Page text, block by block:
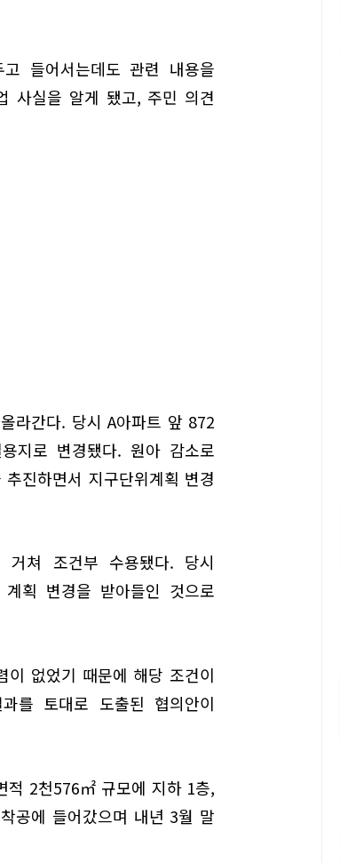
들어서는데도 관련 내용을
사실을 알게 됐고, 주민 의견
라간다. 당시 A아파트 앞 872
지로 변경됐다. 원아 감소로
진하면서 지구단위계획 변경
거쳐 조건부 수용됐다. 당시
획 변경을 받아들인 것으로
이 없었기 때문에 해당 조건이
를 토대로 도출된 협의안이
적 2천576㎡ 규모에 지하 1층,
공에 들어갔으며 내년 3월 말